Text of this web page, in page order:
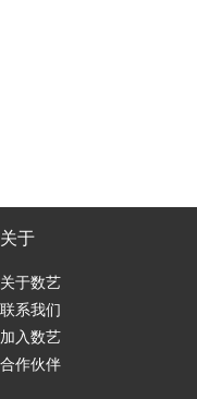
关于
关于数艺
联系我们
加入数艺
合作伙伴